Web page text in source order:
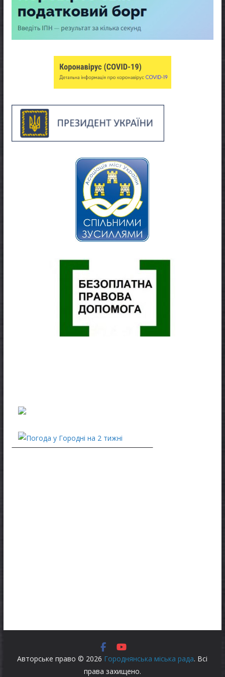
Авторське право © 2026 Городнянська міська рада. Всі
права захищено.